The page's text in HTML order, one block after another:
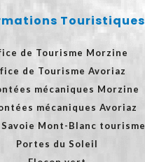
Touristiques
de Tourisme Morzine
de Tourisme Avoriaz
mécaniques Morzine
mécaniques Avoriaz
Mont-Blanc tourisme
Portes du Soleil